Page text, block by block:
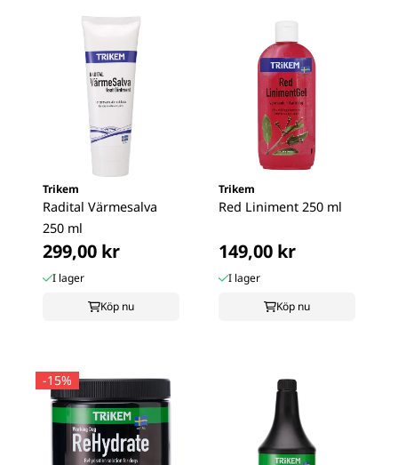
Trikem
Radital Värmesalva
250 ml
299,00 kr
I lager
Köp nu
Trikem
Red Liniment 250 ml
149,00 kr
I lager
Köp nu
-15%